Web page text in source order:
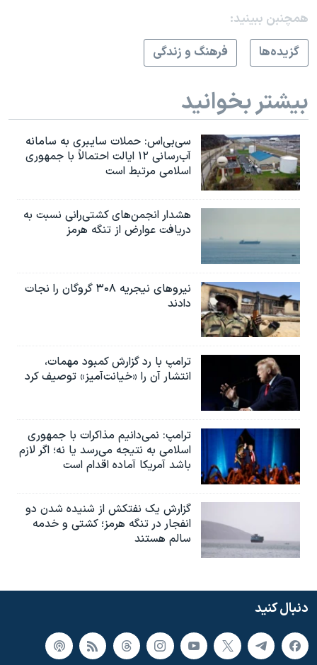
همچنبن ببینید:
گزيده‌ها
فرهنگ و زندگی
بیشتر بخوانید
سی‌بی‌اس: حملات سایبری به سامانه
آب‌رسانی ۱۲ ایالت احتمالاً با جمهوری
اسلامی مرتبط است
هشدار انجمن‌های کشتی‌رانی نسبت به
دریافت عوارض از تنگه هرمز
نیروهای نیجریه‌ ۳۰۸ گروگان را نجات
دادند
ترامپ با رد گزارش کمبود مهمات،
انتشار آن را «خیانت‌آمیز» توصیف کرد
ترامپ: نمی‌دانیم مذاکرات با جمهوری
اسلامی به نتیجه می‌رسد یا نه؛ اگر لازم
باشد آمریکا آماده اقدام است
گزارش یک نفتکش از شنیده شدن دو
انفجار در تنگه هرمز؛ کشتی و خدمه
سالم هستند
دنبال کنید